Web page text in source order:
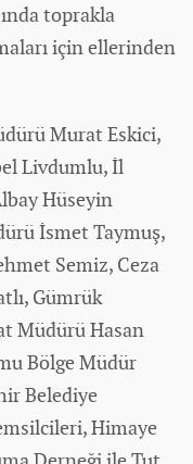
toprakla
için ellerinden
Murat Eskici,
Livdumlu, İl
Hüseyin
İsmet Taymuş,
Semiz, Ceza
Gümrük
Müdürü Hasan
Bölge Müdür
Belediye
Himaye